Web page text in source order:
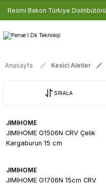
Resmi Bakon Türkiye Distribütörü
Anasayfa Kesici Aletler
SIRALA
JIMIHOME
JIMIHOME G1506N CRV Çelik
Kargaburun 15 cm
JIMIHOME
JIMIHOME G1706N 15cm CRV